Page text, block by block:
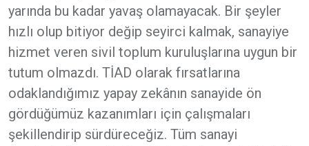
yarında bu kadar yavaş olamayacak. Bir şeyler
hızlı olup bitiyor değip seyirci kalmak, sanayiye
hizmet veren sivil toplum kuruluşlarına uygun bir
tutum olmazdı. TİAD olarak fırsatlarına
odaklandığımız yapay zekânın sanayide ön
gördüğümüz kazanımları için çalışmaları
şekillendirip sürdüreceğiz. Tüm sanayi